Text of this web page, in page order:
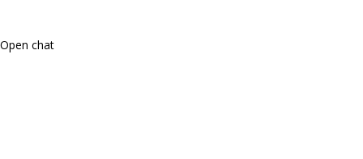
Open chat